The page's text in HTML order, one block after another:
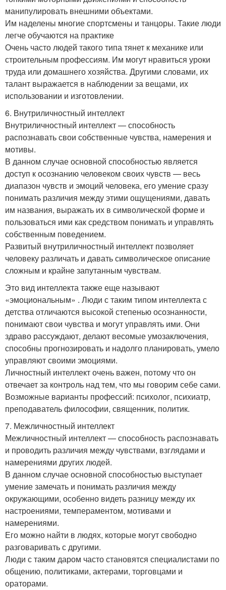
манипулировать внешними объектами.
Им наделены многие спортсмены и танцоры. Такие люди
легче обучаются на практике
Очень часто людей такого типа тянет к механике или
строительным профессиям. Им могут нравиться уроки
труда или домашнего хозяйства. Другими словами, их
талант выражается в наблюдении за вещами, их
использовании и изготовлении.
6. Внутриличностный интеллект
Внутриличностный интеллект — способность
распознавать свои собственные чувства, намерения и
мотивы.
В данном случае основной способностью является
доступ к осознанию человеком своих чувств — весь
диапазон чувств и эмоций человека, его умение сразу
понимать различия между этими ощущениями, давать
им названия, выражать их в символической форме и
пользоваться ими как средством понимать и управлять
собственным поведением.
Развитый внутриличностный интеллект позволяет
человеку различать и давать символическое описание
сложным и крайне запутанным чувствам.
Это вид интеллекта также еще называют
«эмоциональным» . Люди с таким типом интеллекта с
детства отличаются высокой степенью осознанности,
понимают свои чувства и могут управлять ими. Они
здраво рассуждают, делают весомые умозаключения,
способны прогнозировать и надолго планировать, умело
управляют своими эмоциями.
Личностный интеллект очень важен, потому что он
отвечает за контроль над тем, что мы говорим себе сами.
Возможные варианты профессий: психолог, психиатр,
преподаватель философии, священник, политик.
7. Межличностный интеллект
Межличностный интеллект — способность распознавать
и проводить различия между чувствами, взглядами и
намерениями других людей.
В данном случае основной способностью выступает
умение замечать и понимать различия между
окружающими, особенно видеть разницу между их
настроениями, темпераментом, мотивами и
намерениями.
Его можно найти в людях, которые могут свободно
разговаривать с другими.
Люди с таким даром часто становятся специалистами по
общению, политиками, актерами, торговцами и
ораторами.